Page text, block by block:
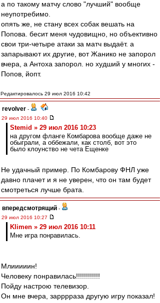
а по такому матчу слово "лучший" вообще
неупотребимо.
опять же, не стану всех собак вешать на
Попова. бесит меня чудовищно, но объективно
свои три-четыре атаки за матч выдаёт. а
запарывают их другие, вот Жанико не запорол
вчера, а Антоха запорол. но худший у многих -
Попов, йопт.
Редактировалось 29 июл 2016 10:42
revolver -
29 июл 2016 10:40
Stemid » 29 июл 2016 10:23
на другом фланге Комбарова вообще даже не
обыграли, а оббежали, как столб, вот это
было клоунство не чета Ещенке
Не удачный пример. По Комбарову ФНЛ уже
давно плачет и я не уверен, что он там будет
смотреться лучше брата.
впередсмотрящий -
29 июл 2016 10:27
Klimen » 29 июл 2016 10:11
Мне игра понравилась.
Млииииин!
Человеку понравилась!!!!!!!!!!!!
Пойду настрою телевизор.
Он мне вчера, зарррраза другую игру показал!